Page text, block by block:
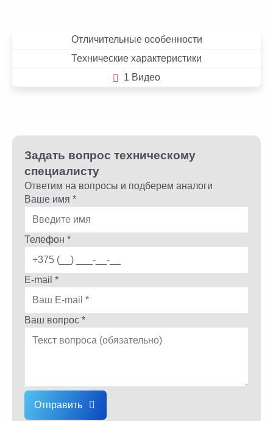
Отличительные особенности
Технические характеристики
1 Видео
Задать вопрос техническому
специалисту
Ответим на вопросы и подберем аналоги
Ваше имя *
Телефон *
E-mail *
Ваш вопрос *
Отправить